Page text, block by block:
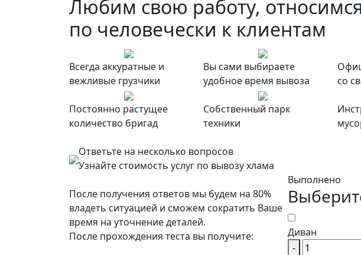
Любим свою работу,
по человечески к клиентам
Всегда аккуратные и
вежливые грузчики
Вы сами выбираете
удобное время вывоза
со
Постоянно растущее
количество бригад
Собственный парк
техники
Ответьте на несколько вопросов
Узнайте стоимость услуг по вывозу хлама
После получения ответов мы будем на 80%
владеть ситуацией и сможем сократить Ваше
время на уточнение деталей.
После прохождения теста вы получите:
Выполнено
Диван
-